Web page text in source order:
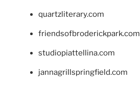
quartzliterary.com
friendsofbroderickpark.com
studiopiattellina.com
jannagrillspringfield.com